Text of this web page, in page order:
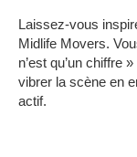
Laissez-vous
Midlife Movers.
n’est qu’un chiffre
vibrer la scène en
actif.